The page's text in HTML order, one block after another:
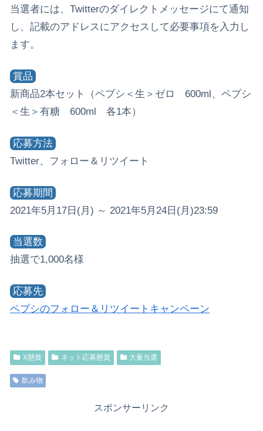
当選者には、Twitterのダイレクトメッセージにて通知
し、記載のアドレスにアクセスして必要事項を入力し
ます。
賞品
新商品2本セット（ペプシ＜生＞ゼロ 600ml、ペプシ
＜生＞有糖 600ml 各1本）
応募方法
Twitter、フォロー＆リツイート
応募期間
2021年5月17日(月) ～ 2021年5月24日(月)23:59
当選数
抽選で1,000名様
応募先
ペプシのフォロー＆リツイートキャンペーン
X懸賞 ネット応募懸賞 大量当選
飲み物
スポンサーリンク